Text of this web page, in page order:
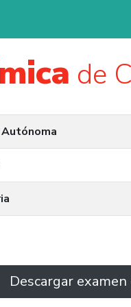
de
Descargar examen